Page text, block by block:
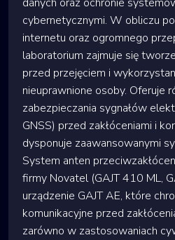
cybernetycznymi. W obliczu
internetu oraz ogromnego
laboratorium zajmuje się
przed przejęciem i
nieuprawnione osoby. Oferuje
zabezpieczania sygnałów
GNSS) przed zakłóceniami i
dysponuje zaawansowanymi
System anten
firmy Novatel (GAJT 410 ML,
urządzenie GAJT AE, które
komunikacyjne przed
zarówno w zastosowaniach